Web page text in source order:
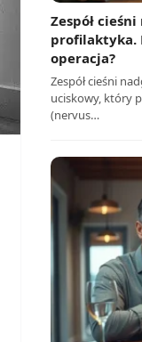
Zespół
profilaktyka.
operacja?
Zespół cieśni
uciskowy, który
(nervus…